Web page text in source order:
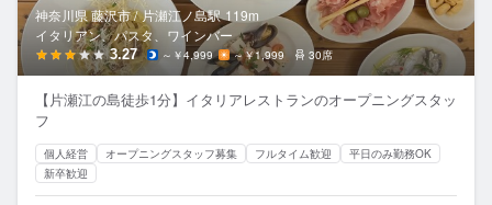
神奈川県 藤沢市 / 片瀬江ノ島駅 119m
イタリアン、パスタ、ワインバー
3.27 ～￥4,999 ～￥1,999 30席
【片瀬江の島徒歩1分】イタリアレストランのオープニングスタッ
フ
個人経営 オープニングスタッフ募集 フルタイム歓迎
平日のみ勤務OK
新卒歓迎